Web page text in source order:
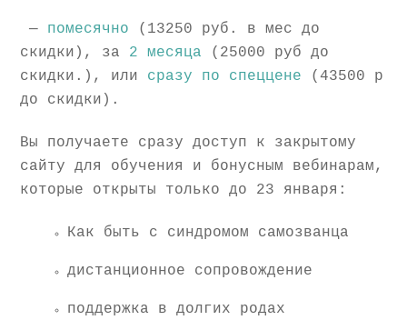
— помесячно
(13250 руб. в мес до
скидки), за
2 месяца
(25000 руб до
скидки.), или сразу по спеццене
(43500 р
до скидки).
Вы получаете сразу доступ к закрытому
сайту для обучения и бонусным вебинарам,
которые открыты только до 23 января:
Как быть с синдромом самозванца
дистанционное сопровождение
поддержка в долгих родах